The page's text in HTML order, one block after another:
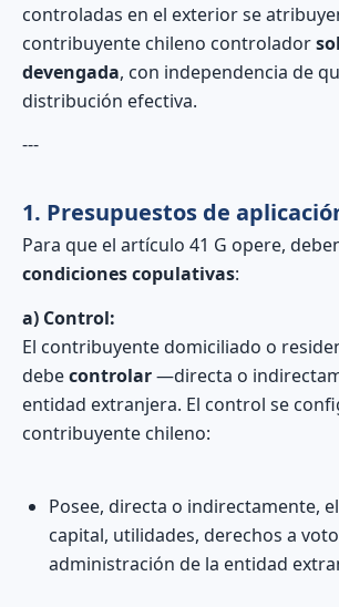
controladas en el exterior se
contribuyente chileno controlador
devengada, con independencia de
distribución efectiva.
---
1. Presupuestos de
Para que el artículo 41 G opere,
condiciones copulativas:
a) Control:
El contribuyente domiciliado o
debecontrolar—directa o
entidad extranjera. El control se
contribuyente chileno:
Posee, directa o indirectamente, el
capital, utilidades, derechos a
administración de la entidad